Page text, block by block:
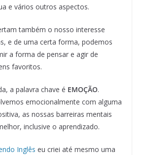
e vários outros aspectos.
também o nosso interesse
e de uma certa forma, podemos
a forma de pensar e agir de
favoritos.
a palavra chave é EMOÇÃO.
emocionalmente com alguma
as nossas barreiras mentais
inclusive o aprendizado.
Inglês eu criei até mesmo uma